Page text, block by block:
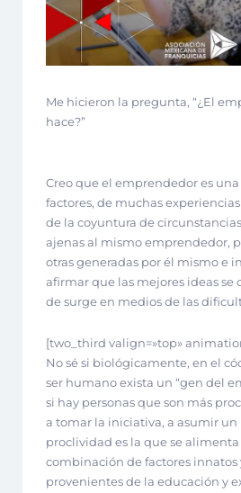
Me hicieron la pregunta, “¿El
hace?”
Creo que el emprendedor es
factores, de muchas
de la coyuntura de
ajenas al mismo emprendedor,
otras generadas por él mismo e
afirmar que las mejores ideas
de surge en medios de las
[two_third valign=»top»
No sé si biológicamente, en el
ser humano exista un “gen del
si hay personas que son más
a tomar la iniciativa, a asumir un
proclividad es la que se
combinación de factores innatos
provenientes de la educación y